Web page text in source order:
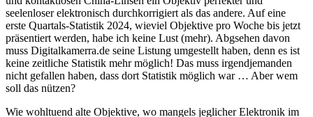
seelenloser elektronisch durchkorrigiert als das andere. Auf eine
erste Quartals-Statistik 2024, wieviel Objektive pro Woche bis jetzt
präsentiert werden, habe ich keine Lust (mehr). Abgsehen davon
muss Digitalkamerra.de seine Listung umgestellt haben, denn es ist
keine zeitliche Statistik mehr möglich! Das muss irgendjemanden
nicht gefallen haben, dass dort Statistik möglich war … Aber wem
soll das nützen?
Wie wohltuend alte Objektive, wo mangels jeglicher Elektronik im